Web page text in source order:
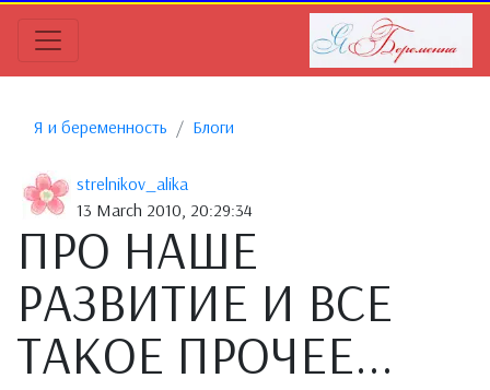
Я и беременность Блоги
strelnikov_alika
13 March 2010, 20:29:34
ПРО НАШЕ
РАЗВИТИЕ И ВСЕ
ТАКОЕ ПРОЧЕЕ...